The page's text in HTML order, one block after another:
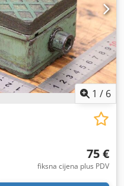
1 / 6
75 €
fiksna cijena plus PDV